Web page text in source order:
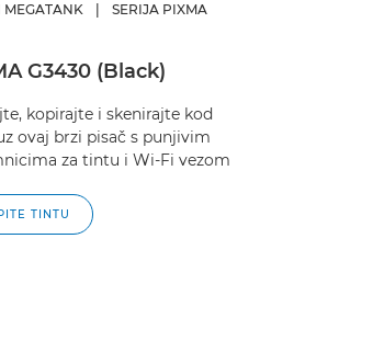
MEGATANK
SERIJA PIXMA
G3430 (Black)
kopirajte i skenirajte kod
ovaj brzi pisač s punjivim
za tintu i Wi-Fi vezom
TINTU